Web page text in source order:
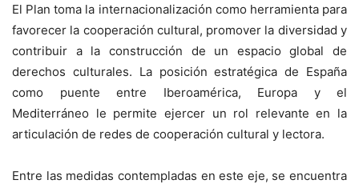
El Plan toma la internacionalización como herramienta para
favorecer la cooperación cultural, promover la diversidad y
contribuir a la construcción de un espacio global de
derechos culturales. La posición estratégica de España
como puente entre Iberoamérica, Europa y el
Mediterráneo le permite ejercer un rol relevante en la
articulación de redes de cooperación cultural y lectora.
Entre las medidas contempladas en este eje, se encuentra